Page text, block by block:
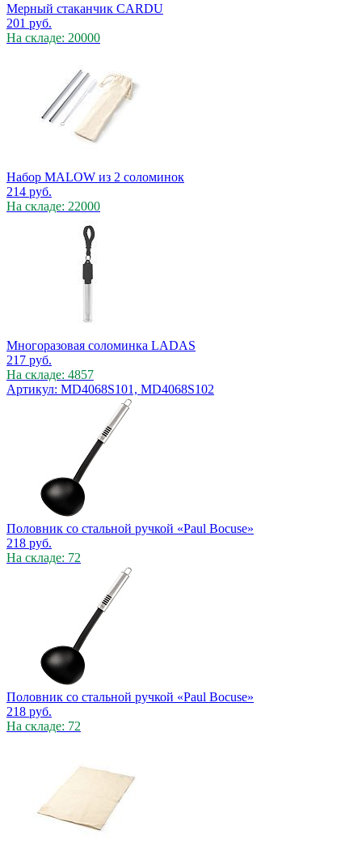
Мерный стаканчик CARDU
201 руб.
На складе: 20000
Набор MALOW из 2 соломинок
214 руб.
На складе: 22000
Многоразовая соломинка LADAS
217 руб.
На складе: 4857
Артикул: MD4068S101, MD4068S102
Половник со стальной ручкой «Paul Bocuse»
218 руб.
На складе: 72
Половник со стальной ручкой «Paul Bocuse»
218 руб.
На складе: 72